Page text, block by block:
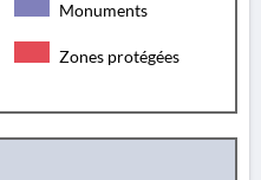
Monuments
Zones protégées